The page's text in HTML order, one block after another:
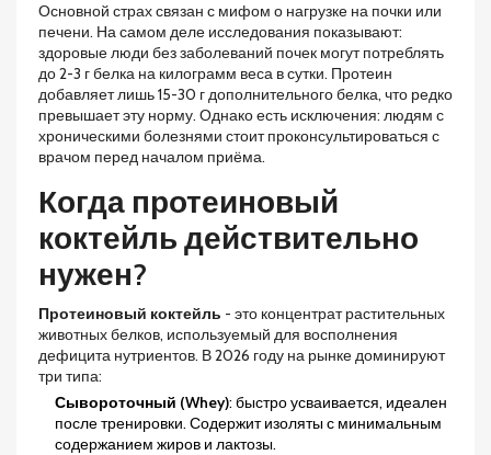
Основной страх связан с мифом о нагрузке на почки или
печени. На самом деле исследования показывают:
здоровые люди без заболеваний почек могут потреблять
до 2-3 г белка на килограмм веса в сутки. Протеин
добавляет лишь 15-30 г дополнительного белка, что редко
превышает эту норму. Однако есть исключения: людям с
хроническими болезнями стоит проконсультироваться с
врачом перед началом приёма.
Когда протеиновый
коктейль действительно
нужен?
Протеиновый коктейль - это концентрат растительных
животных белков, используемый для восполнения
дефицита нутриентов. В 2026 году на рынке доминируют
три типа:
Сывороточный (Whey): быстро усваивается, идеален
после тренировки. Содержит изоляты с минимальным
содержанием жиров и лактозы.